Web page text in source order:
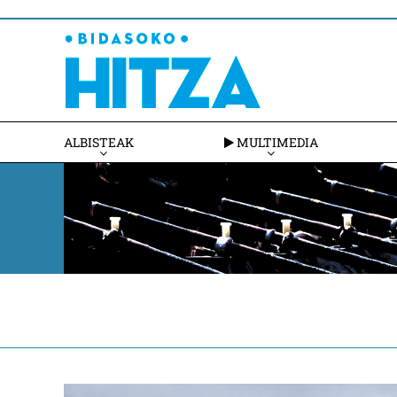
ALBISTEAK MULTIMEDIA